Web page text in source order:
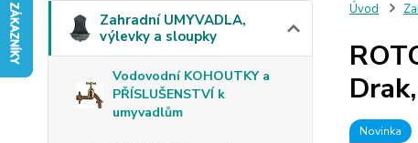
Zahradní UMYVADLA,
výlevky a sloupky
Vodovodní KOHOUTKY a
PŘÍSLUŠENSTVÍ k
umyvadlům
Úvod
Novinka